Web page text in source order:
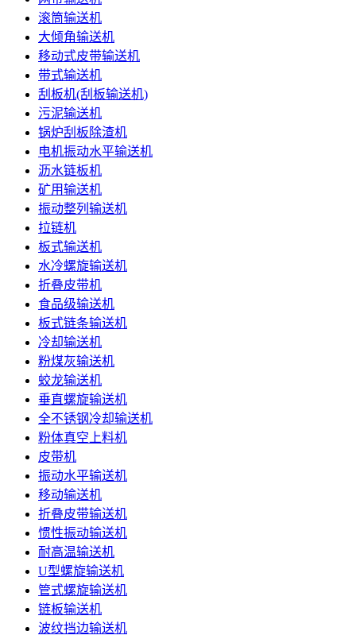
滚筒输送机
大倾角输送机
移动式皮带输送机
带式输送机
刮板机(刮板输送机)
污泥输送机
锅炉刮板除渣机
电机振动水平输送机
沥水链板机
矿用输送机
振动整列输送机
拉链机
板式输送机
水冷螺旋输送机
折叠皮带机
食品级输送机
板式链条输送机
冷却输送机
粉煤灰输送机
蛟龙输送机
垂直螺旋输送机
全不锈钢冷却输送机
粉体真空上料机
皮带机
振动水平输送机
移动输送机
折叠皮带输送机
惯性振动输送机
耐高温输送机
U型螺旋输送机
管式螺旋输送机
链板输送机
波纹挡边输送机